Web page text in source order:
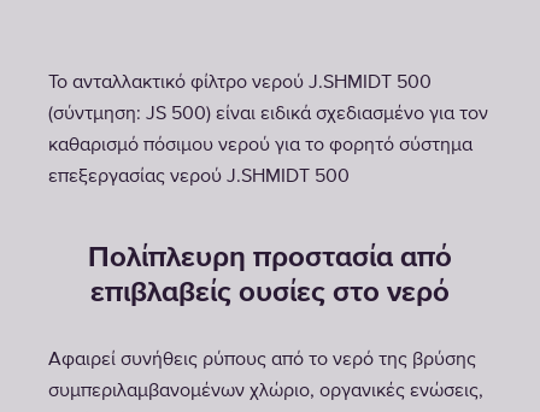
Το ανταλλακτικό φίλτρο νερού J.SHMIDT 500
(σύντμηση: JS 500) είναι ειδικά σχεδιασμένο για τον
καθαρισμό πόσιμου νερού για το φορητό σύστημα
επεξεργασίας νερού J.SHMIDT 500
Πολίπλευρη προστασία από
επιβλαβείς ουσίες στο νερό
Αφαιρεί συνήθεις ρύπους από το νερό της βρύσης
συμπεριλαμβανομένων χλώριο, οργανικές ενώσεις,